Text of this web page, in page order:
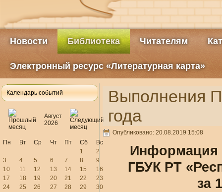
Новости Библиотека Читателям
Электронный ресурс «Литературная карта»
Календарь событий
Август
2026
Пн Вт Ср Чт Пт Сб
Вс
1
2
3
4 5 6 7 8
9
10
11 12 13 14 15
16
17
18 19 20 21 22
23
24
25 26 27 28 29
30
Выполнения
года
Опубликовано: 20.08.2019 15:08
Информация
ГБУК РТ
за